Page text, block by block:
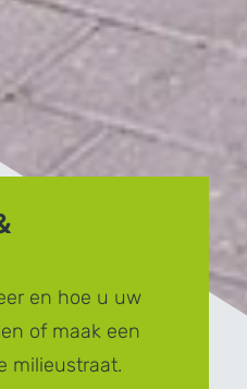
en hoe u uw
of maak een
milieustraat.